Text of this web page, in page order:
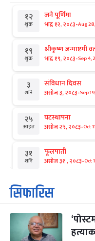
१२
शुक्र
जनै पूर्णिमा
भाद्र १२, २०८३-Aug
१९
शुक्र
श्रीकृष्ण जन्माष्टमी
भाद्र १९, २०८३-Sep 4,
३
शनि
संविधान दिवस
असोज ३, २०८३-Sep
२५
आइत
घटस्थापना
असोज २५, २०८३-Oct
३१
शनि
फूलपाती
असोज ३१ , २०८३-Oct
१
आइत
कार्तिक सङ्क्रान्ति
कार्तिक १, २०८३
३
मंगल
महानवमी
कार्तिक ३, २०८३-Oct
सिफारिस